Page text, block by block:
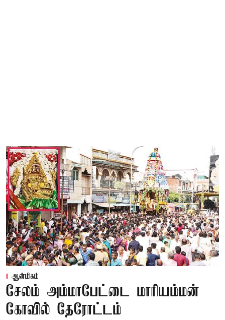
ஆன்மிகம்
சேலம் அம்மாபேட்டை மாரியம்மன்
கோவில் தேரோட்டம்